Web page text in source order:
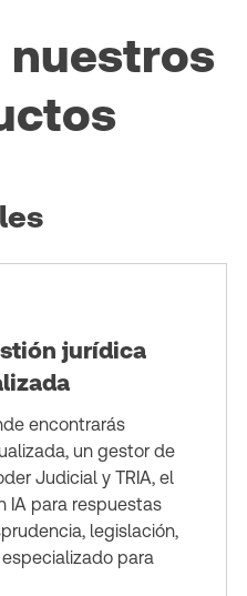
nuestros
jurídica
encontrarás
un gestor de
Judicial y TRIA, el
IA para respuestas
legislación,
para